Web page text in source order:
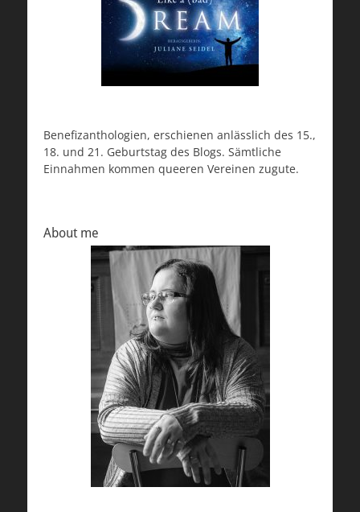
Benefizanthologien, erschienen anlässlich des 15.,
18. und 21. Geburtstag des Blogs. Sämtliche
Einnahmen kommen queeren Vereinen zugute.
About me